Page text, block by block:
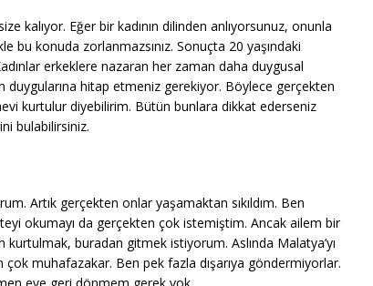
kalıyor. Eğer bir kadının dilinden anlıyorsunuz, onunla
bu konuda zorlanmazsınız. Sonuçta 20 yaşındaki
erkeklere nazaran her zaman daha duygusal
duygularına hitap etmeniz gerekiyor. Böylece gerçekten
kurtulur diyebilirim. Bütün bunlara dikkat ederseniz
bulabilirsiniz.
Artık gerçekten onlar yaşamaktan sıkıldım. Ben
okumayı da gerçekten çok istemiştim. Ancak ailem bir
buradan gitmek istiyorum. Aslında Malatya’yı
muhafazakar. Ben pek fazla dışarıya göndermiyorlar.